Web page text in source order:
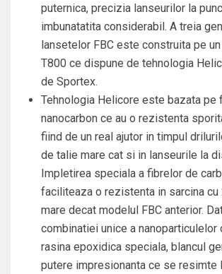
puternica, precizia lanseurilor la
imbunatatita considerabil. A treia
lansetelor FBC este construita pe
T800 ce dispune de tehnologia
de Sportex.
Tehnologia Helicore este bazata pe
nanocarbon ce au o rezistenta
fiind de un real ajutor in timpul
de talie mare cat si in lanseurile la
Impletirea speciala a fibrelor de
faciliteaza o rezistenta in sarcina cu
mare decat modelul FBC anterior.
combinatiei unice a nanoparticulelor
rasina epoxidica speciala, blancul
putere impresionanta ce se resimte